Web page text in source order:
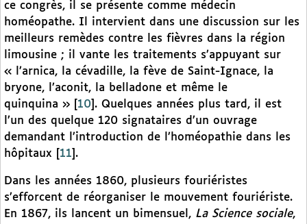
ce congrès, il se présente comme médecin
homéopathe. Il intervient dans une discussion sur les
meilleurs remèdes contre les fièvres dans la région
limousine ; il vante les traitements s’appuyant sur
« l’arnica, la cévadille, la fève de Saint-Ignace, la
bryone, l’aconit, la belladone et même le
quinquina »
10 . Quelques années plus tard, il est
l’un des quelque 120 signataires d’un ouvrage
demandant l’introduction de l’homéopathie dans les
hôpitaux
11 .
Dans les années 1860, plusieurs fouriéristes
s’efforcent de réorganiser le mouvement fouriériste.
En 1867, ils lancent un bimensuel, La Science sociale,